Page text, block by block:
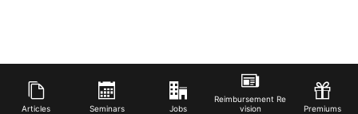
Articles Seminars Jobs
Reimbursement Re
vision
Premiums